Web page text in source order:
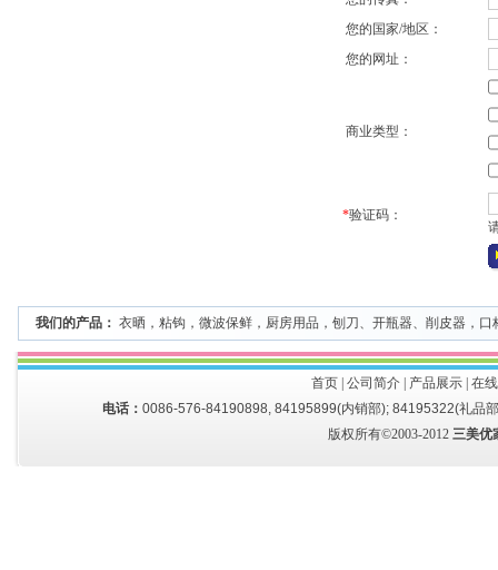
您的国家/地区：
您的网址：
商业类型：
*验证码：
我们的产品： 衣晒 ， 粘钩 ， 微波保鲜 ， 厨房用品 ， 刨刀、开瓶器、削皮器 ， 口
首页| 公司简介| 产品展示| 在
电话： 0086-576-84190898, 84195899(内销部); 84195322(礼品
版权所有©2003-2012 三美优